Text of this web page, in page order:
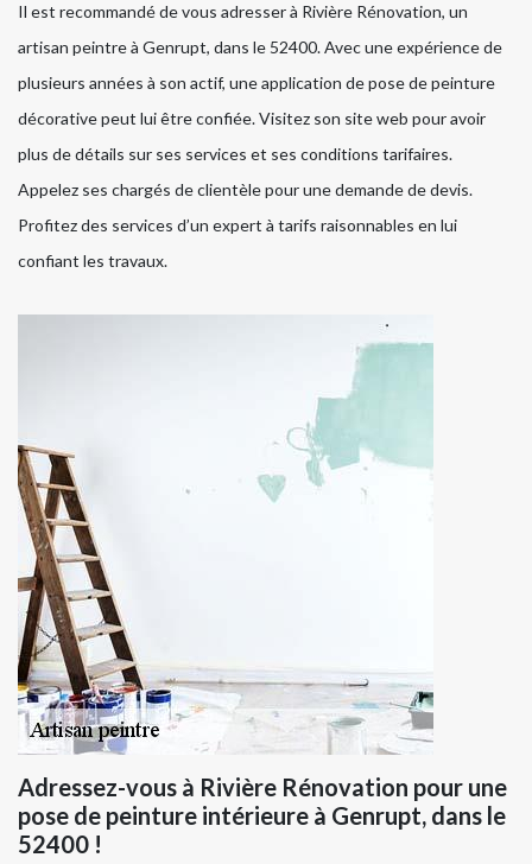
Il est recommandé de vous adresser à Rivière Rénovation, un
artisan peintre à Genrupt, dans le 52400. Avec une expérience de
plusieurs années à son actif, une application de pose de peinture
décorative peut lui être confiée. Visitez son site web pour avoir
plus de détails sur ses services et ses conditions tarifaires.
Appelez ses chargés de clientèle pour une demande de devis.
Profitez des services d’un expert à tarifs raisonnables en lui
confiant les travaux.
Adressez-vous à Rivière Rénovation pour une
pose de peinture intérieure à Genrupt, dans le
52400 !